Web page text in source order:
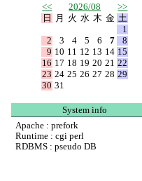
<<
2026/08
>>
日
月 火 水 木 金 土
1
2
3 4 5 6 7
8
9 10 11 12 13 14 15
16 17 18 19 20 21 22
23 24 25 26 27 28 29
30 31
System info
Apache : prefork
Runtime : cgi perl
RDBMS : pseudo DB